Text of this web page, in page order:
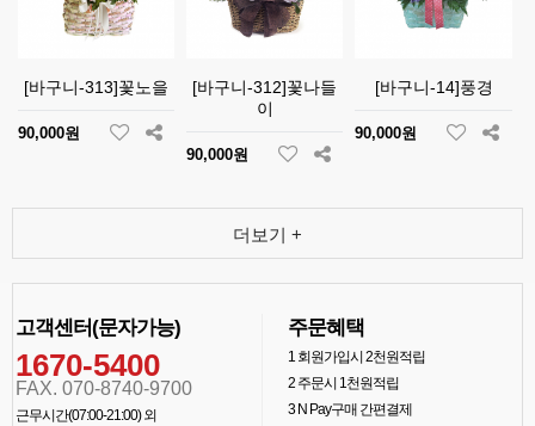
[바구니-313]꽃노을
90,000원
[바구니-312]꽃나들
이
90,000원
[바구니-14]풍경
90,000원
더보기 +
고객센터(문자가능)
1670-5400
FAX. 070-8740-9700
근무시간(07:00-21:00) 외
주문혜택
1회원가입시 2천원적립
2주문시 1천원적립
3N Pay구매 간편결제